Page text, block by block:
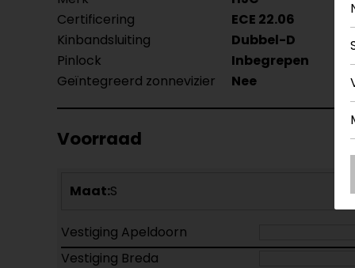
Certificering
ECE 22.06
Kinbandsluiting
Dubbel-D
Pinlock
Inbegrepen
Geïntegreerd zonnevizier
Nee
Voorraad
Maat:S
Vestiging Apeldoorn
Vestiging Breda